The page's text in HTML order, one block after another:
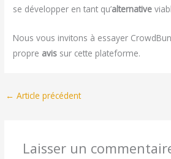
se développer en tant qu’alternative
Nous vous invitons à essayer
propre avis sur cette plateforme.
← Article précédent
Laisser un